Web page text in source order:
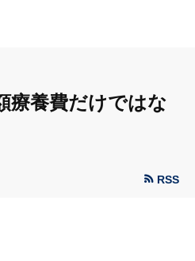
療養費だけではな
RSS